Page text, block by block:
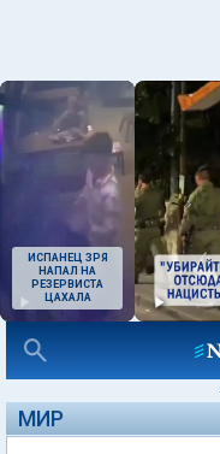
ИСПАНЕЦ ЗРЯ
НАПАЛ НА
РЕЗЕРВИСТА
ЦАХАЛА
МИР